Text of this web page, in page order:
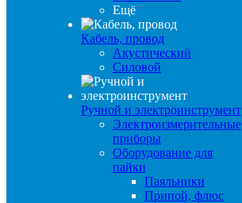
Ещё
Кабель, провод
Акустический
Силовой
Ручной и электроинструмент
Электроизмерительные
приборы
Оборудование для
пайки
Паяльники
Припой, флюс